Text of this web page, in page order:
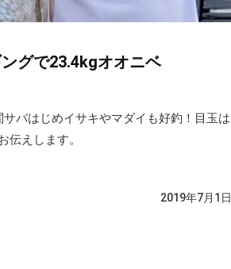
グで23.4kgオオニベ
バはじめイサキやマダイも好釣！目玉は
えします。
2019年7月1日